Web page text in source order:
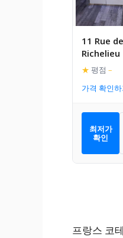
11 Rue de
Richelieu
★ 평점 –
가격 확인하
최저가
확인
프랑스 코